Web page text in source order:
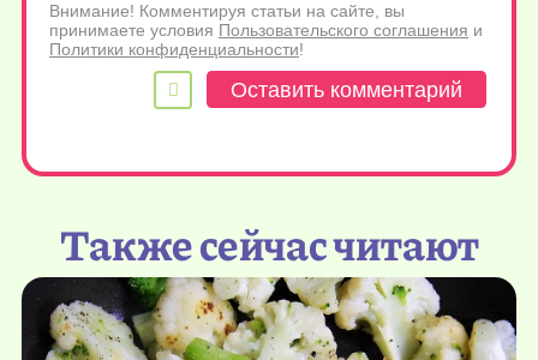
Внимание! Комментируя статьи на сайте, вы
принимаете условия Пользовательского соглашения и
Политики конфиденциальности!
Также сейчас читают